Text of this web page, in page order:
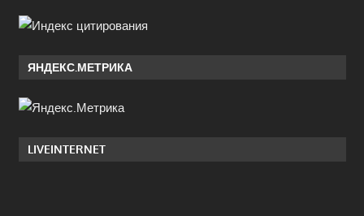
ЯНДЕКС.МЕТРИКА
LIVEINTERNET